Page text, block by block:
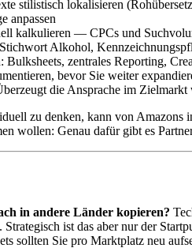
stilistisch lokalisieren
anpassen
kalkulieren — CPCs und
Alkohol,
zentrales Reporting,
bevor Sie weiter
die Ansprache im
zu denken, kann von
wollen: Genau dafür gibt es
in andere Länder kopieren?
ist das aber nur der
sollten Sie pro Marktplatz neu